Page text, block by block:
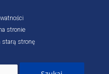
stronie
starą stronę